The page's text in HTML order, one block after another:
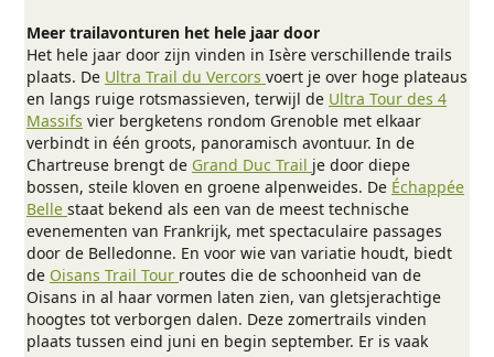
Meer trailavonturen het hele jaar door
Het hele jaar door zijn vinden in Isère verschillende trails
plaats. De Ultra Trail du Vercors voert je over hoge plateaus
en langs ruige rotsmassieven, terwijl de Ultra Tour des 4
Massifs vier bergketens rondom Grenoble met elkaar
verbindt in één groots, panoramisch avontuur. In de
Chartreuse brengt de Grand Duc Trail je door diepe
bossen, steile kloven en groene alpenweides. De Échappée
Belle staat bekend als een van de meest technische
evenementen van Frankrijk, met spectaculaire passages
door de Belledonne. En voor wie van variatie houdt, biedt
de Oisans Trail Tour routes die de schoonheid van de
Oisans in al haar vormen laten zien, van gletsjerachtige
hoogtes tot verborgen dalen. Deze zomertrails vinden
plaats tussen eind juni en begin september. Er is vaak